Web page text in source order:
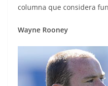
columna que considera
Wayne Rooney